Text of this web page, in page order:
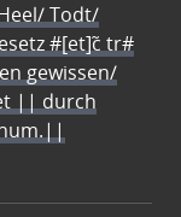
Todt/
#[et]c̃ tr#
gewissen/
|| durch